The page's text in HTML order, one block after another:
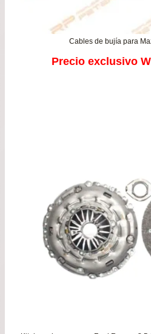
Cables de bujía para
Precio exclusivo